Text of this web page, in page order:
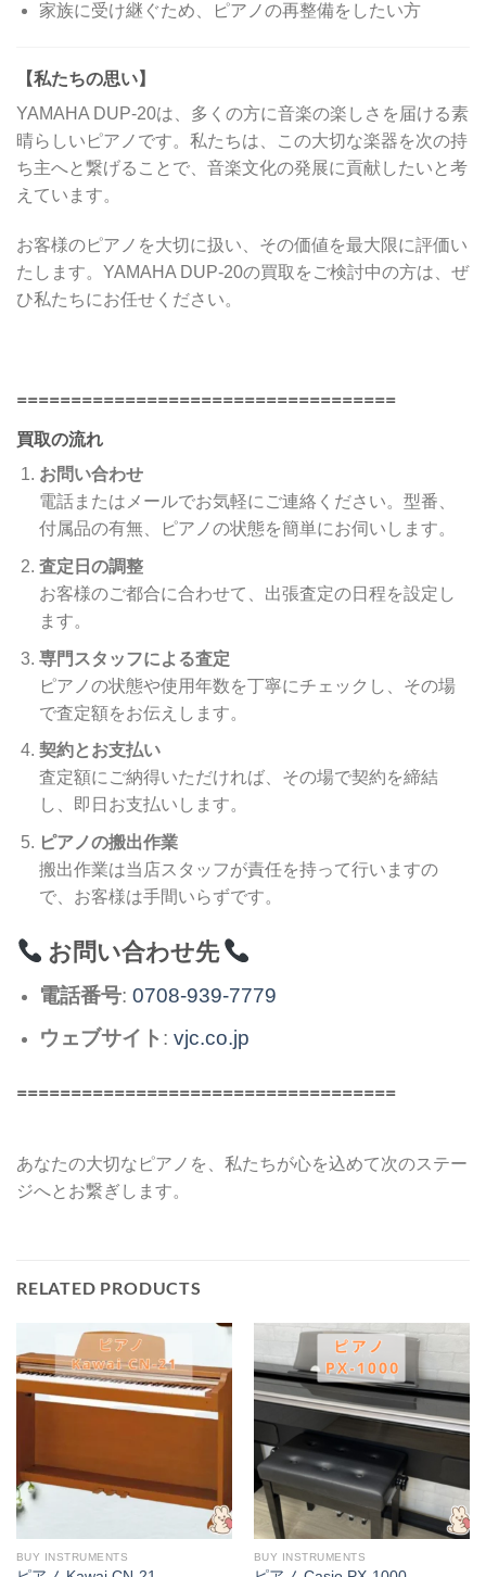
家族に受け継ぐため、ピアノの再整備をしたい方
【私たちの思い】
YAMAHA DUP-20は、多くの方に音楽の楽しさを届ける素
晴らしいピアノです。私たちは、この大切な楽器を次の持
ち主へと繋げることで、音楽文化の発展に貢献したいと考
えています。
お客様のピアノを大切に扱い、その価値を最大限に評価い
たします。YAMAHA DUP-20の買取をご検討中の方は、ぜ
ひ私たちにお任せください。
===================================
買取の流れ
お問い合わせ
電話またはメールでお気軽にご連絡ください。型番、
付属品の有無、ピアノの状態を簡単にお伺いします。
査定日の調整
お客様のご都合に合わせて、出張査定の日程を設定し
ます。
専門スタッフによる査定
ピアノの状態や使用年数を丁寧にチェックし、その場
で査定額をお伝えします。
契約とお支払い
査定額にご納得いただければ、その場で契約を締結
し、即日お支払いします。
ピアノの搬出作業
搬出作業は当店スタッフが責任を持って行いますの
で、お客様は手間いらずです。
お問い合わせ先
電話番号: 0708-939-7779
ウェブサイト: vjc.co.jp
===================================
あなたの大切なピアノを、私たちが心を込めて次のステー
ジへとお繋ぎします。
RELATED PRODUCTS
BUY INSTRUMENTS BUY INSTRUMENTS